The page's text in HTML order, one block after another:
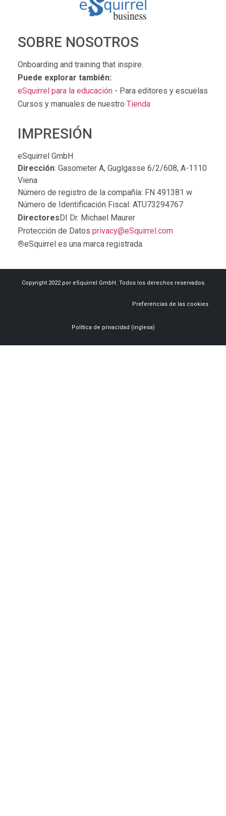
SOBRE NOSOTROS
Onboarding and training that inspire.
Puede explorar también:
eSquirrel para la educación - Para editores y escuelas
Cursos y manuales de nuestro Tienda
IMPRESIÓN
eSquirrel GmbH
Dirección: Gasometer A, Guglgasse 6/2/608, A-1110
Viena
Número de registro de la compañía: FN 491381 w
Número de Identificación Fiscal: ATU73294767
Directores DI Dr. Michael Maurer
Protección de Datos privacy@eSquirrel.com
®eSquirrel es una marca registrada.
Copyright 2022 por eSquirrel GmbH. Todos los derechos reservados.
Preferencias de las cookies
Política de privacidad (inglesa)